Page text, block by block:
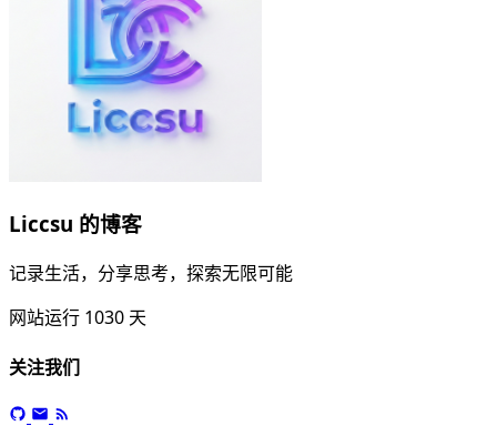
Liccsu 的博客
记录生活，分享思考，探索无限可能
网站运行 1030 天
关注我们